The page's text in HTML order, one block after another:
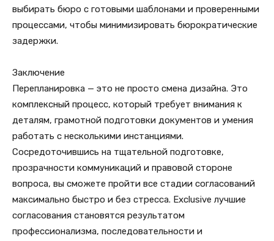
выбирать бюро с готовыми шаблонами и проверенными
процессами, чтобы минимизировать бюрократические
задержки.
Заключение
Перепланировка — это не просто смена дизайна. Это
комплексный процесс, который требует внимания к
деталям, грамотной подготовки документов и умения
работать с несколькими инстанциями.
Сосредоточившись на тщательной подготовке,
прозрачности коммуникаций и правовой стороне
вопроса, вы сможете пройти все стадии согласований
максимально быстро и без стресса. Exclusive лучшие
согласования становятся результатом
профессионализма, последовательности и